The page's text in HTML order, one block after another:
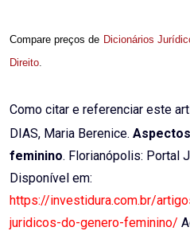
Compare preços de Dicionários
Direito
Como citar e referenciar este
DIAS, Maria Berenice.
feminino. Florianópolis: Portal
Disponível em:
https://investidura.com.br/
juridicos-do-genero-feminino/